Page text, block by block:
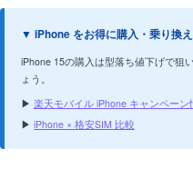
▼ iPhone をお得に購入・乗り換
iPhone 15の購入は型落ち値下げで狙
ょう。
▶ 楽天モバイル iPhone キャンペーン
▶ iPhone × 格安SIM 比較